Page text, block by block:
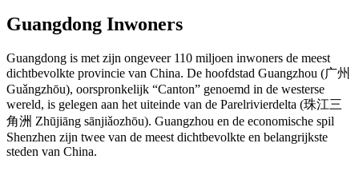
Guangdong Inwoners
Guangdong is met zijn ongeveer 110 miljoen inwoners de meest
dichtbevolkte provincie van China. De hoofdstad Guangzhou (广州
Guǎngzhōu), oorspronkelijk “Canton” genoemd in de westerse
wereld, is gelegen aan het uiteinde van de Parelrivierdelta (珠江三
角洲 Zhūjiāng sānjiǎozhōu). Guangzhou en de economische spil
Shenzhen zijn twee van de meest dichtbevolkte en belangrijkste
steden van China.